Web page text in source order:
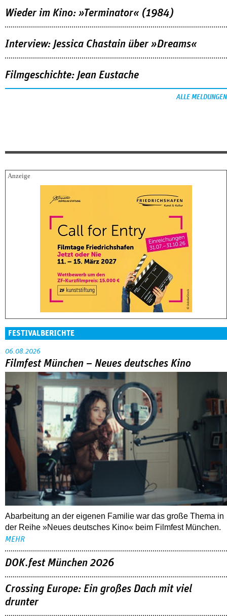
Wieder im Kino: »Terminator« (1984)
Interview: Jessica Chastain über »Dreams«
Filmgeschichte: Jean Eustache
ALLE MELDUNGEN
FESTIVALBERICHTE
06.08.2026
Filmfest München – Neues deutsches Kino
Abarbeitung an der eigenen Familie war das große Thema in
der Reihe »Neues deutsches Kino« beim Filmfest München.
MEHR
DOK.fest München 2026
Crossing Europe: Ein großes Dach mit viel
drunter